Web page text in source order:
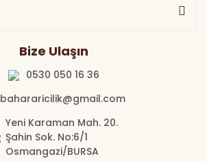
Bize Ulaşın
0530 050 16 36
bahararicilik@gmail.com
Yeni Karaman Mah. 20.
Şahin Sok. No:6/1
Osmangazi/BURSA